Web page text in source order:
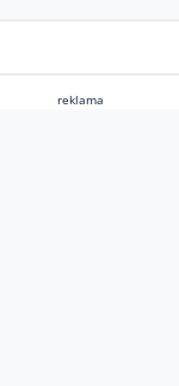
reklama